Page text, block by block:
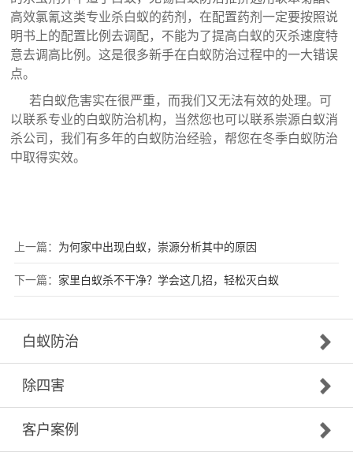
高效氯氰这类专业杀白蚁的药剂，在配置药剂一定要按照说
明书上的配置比例去调配，不能为了提高白蚁的灭杀速度特
意去调高比例。这是很多新手在白蚁防治过程中的一大错误
点。
若白蚁危害实在很严重，而我们又无法有效的处理。可
以联系专业的白蚁防治机构，当然您也可以联系崇源白蚁消
杀公司 ，我们有多年的白蚁防治经验，帮您在冬季白蚁防治
中取得实效。
上一篇： 为何家中出现白蚁，崇源分析其中的原因
下一篇： 家里白蚁杀不干净？学会这几招，轻松灭白蚁
白蚁防治
除四害
客户案例